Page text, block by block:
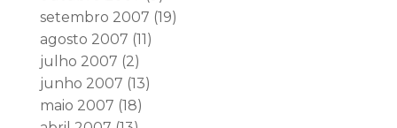
setembro 2007 (19)
agosto 2007 (11)
julho 2007 (2)
junho 2007 (13)
maio 2007 (18)